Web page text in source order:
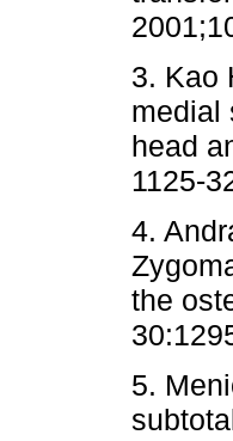
3. Kao
medial
head
1125-
4.
the
5.